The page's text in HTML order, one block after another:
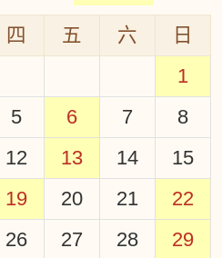
四 五 六
日
1
5 6 7
8
12 13 14
15
19 20 21
22
26 27 28
29